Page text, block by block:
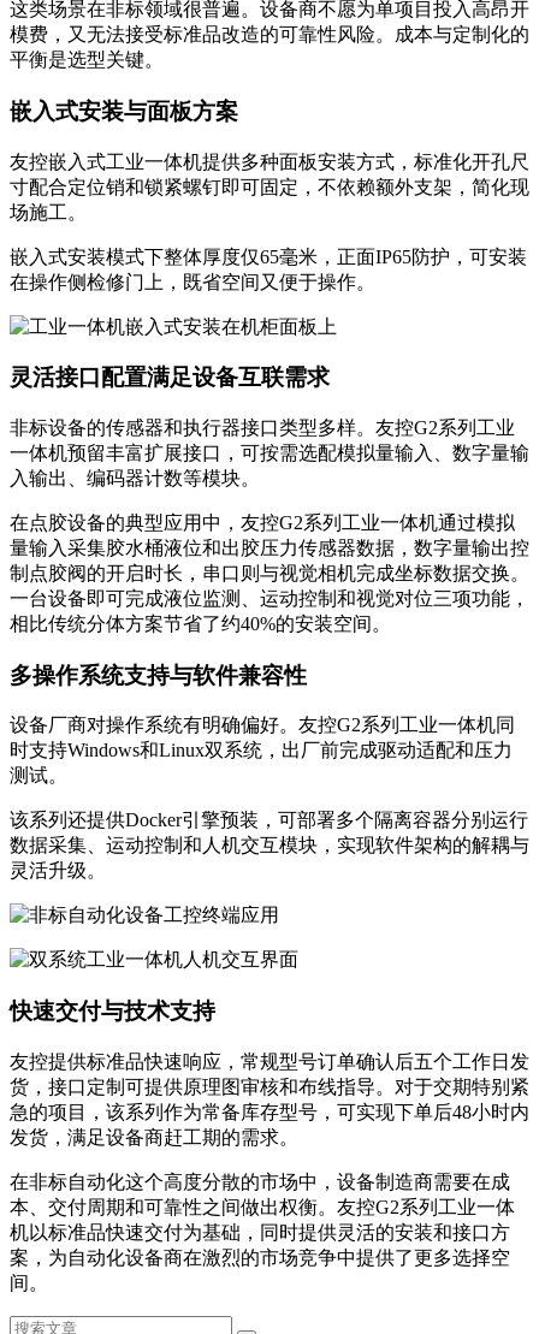
这类场景在非标领域很普遍。设备商不愿为单项目投入高昂开
模费，又无法接受标准品改造的可靠性风险。成本与定制化的
平衡是选型关键。
嵌入式安装与面板方案
友控嵌入式工业一体机提供多种面板安装方式，标准化开孔尺
寸配合定位销和锁紧螺钉即可固定，不依赖额外支架，简化现
场施工。
嵌入式安装模式下整体厚度仅65毫米，正面IP65防护，可安装
在操作侧检修门上，既省空间又便于操作。
灵活接口配置满足设备互联需求
非标设备的传感器和执行器接口类型多样。友控G2系列工业
一体机预留丰富扩展接口，可按需选配模拟量输入、数字量输
入输出、编码器计数等模块。
在点胶设备的典型应用中，友控G2系列工业一体机通过模拟
量输入采集胶水桶液位和出胶压力传感器数据，数字量输出控
制点胶阀的开启时长，串口则与视觉相机完成坐标数据交换。
一台设备即可完成液位监测、运动控制和视觉对位三项功能，
相比传统分体方案节省了约40%的安装空间。
多操作系统支持与软件兼容性
设备厂商对操作系统有明确偏好。友控G2系列工业一体机同
时支持Windows和Linux双系统，出厂前完成驱动适配和压力
测试。
该系列还提供Docker引擎预装，可部署多个隔离容器分别运行
数据采集、运动控制和人机交互模块，实现软件架构的解耦与
灵活升级。
快速交付与技术支持
友控提供标准品快速响应，常规型号订单确认后五个工作日发
货，接口定制可提供原理图审核和布线指导。对于交期特别紧
急的项目，该系列作为常备库存型号，可实现下单后48小时内
发货，满足设备商赶工期的需求。
在非标自动化这个高度分散的市场中，设备制造商需要在成
本、交付周期和可靠性之间做出权衡。友控G2系列工业一体
机以标准品快速交付为基础，同时提供灵活的安装和接口方
案，为自动化设备商在激烈的市场竞争中提供了更多选择空
间。